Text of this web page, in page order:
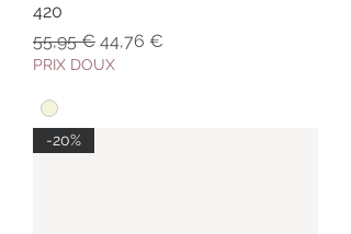
420
Prix original
55,95 € Prix promotionnel
44,76 €
PRIX DOUX
-20%